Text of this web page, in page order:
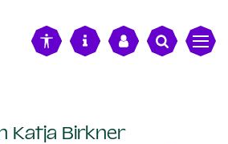
Katja Birkner: